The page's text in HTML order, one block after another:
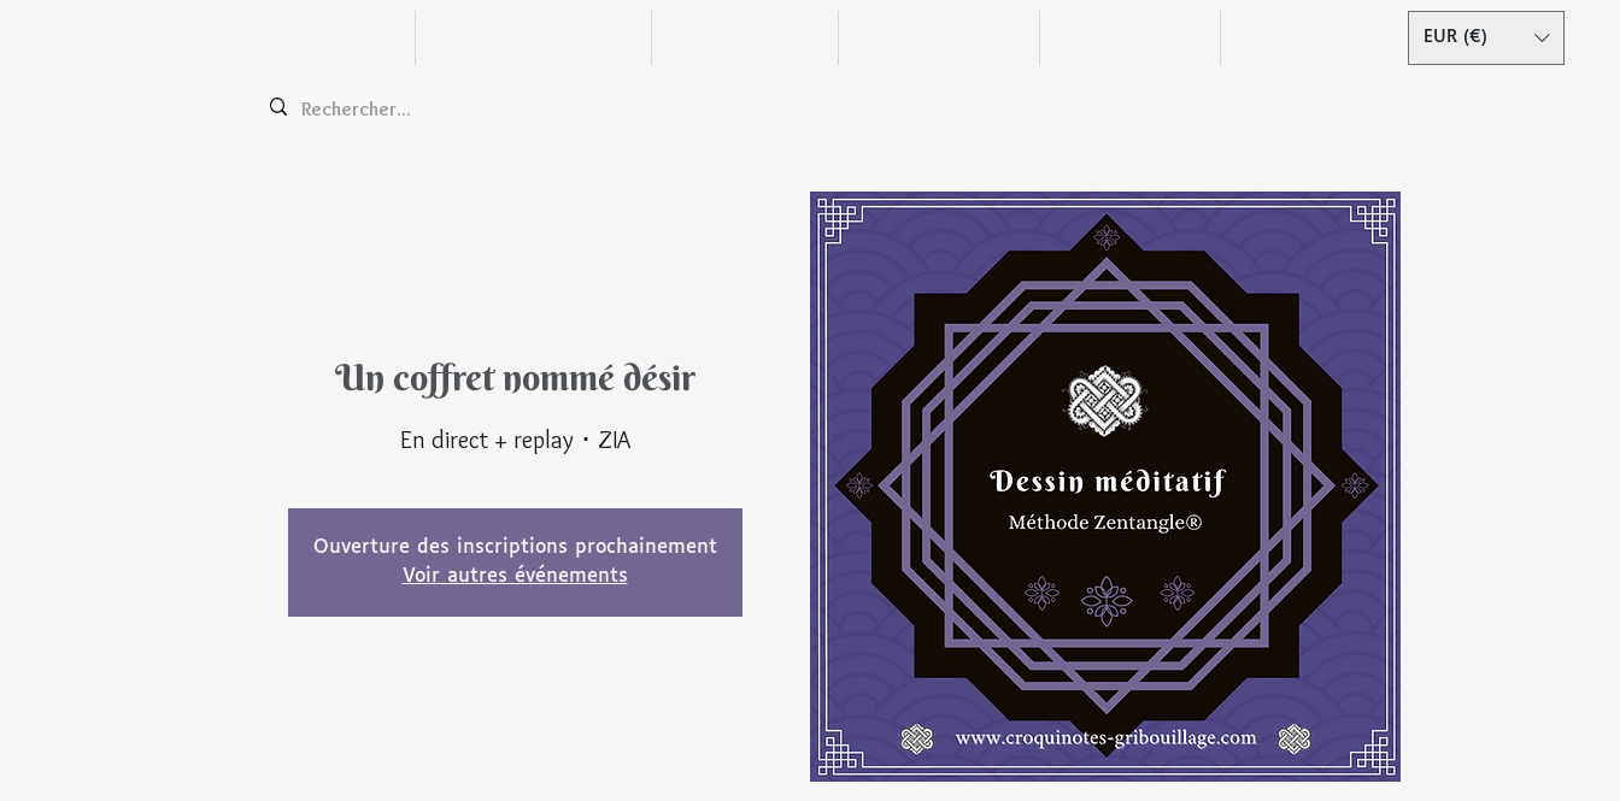
EUR (€)
Un coffret nommé désir
En direct + replay ･ ZIA
Ouverture des inscriptions prochainement
Voir autres événements
© Tous droits réservés